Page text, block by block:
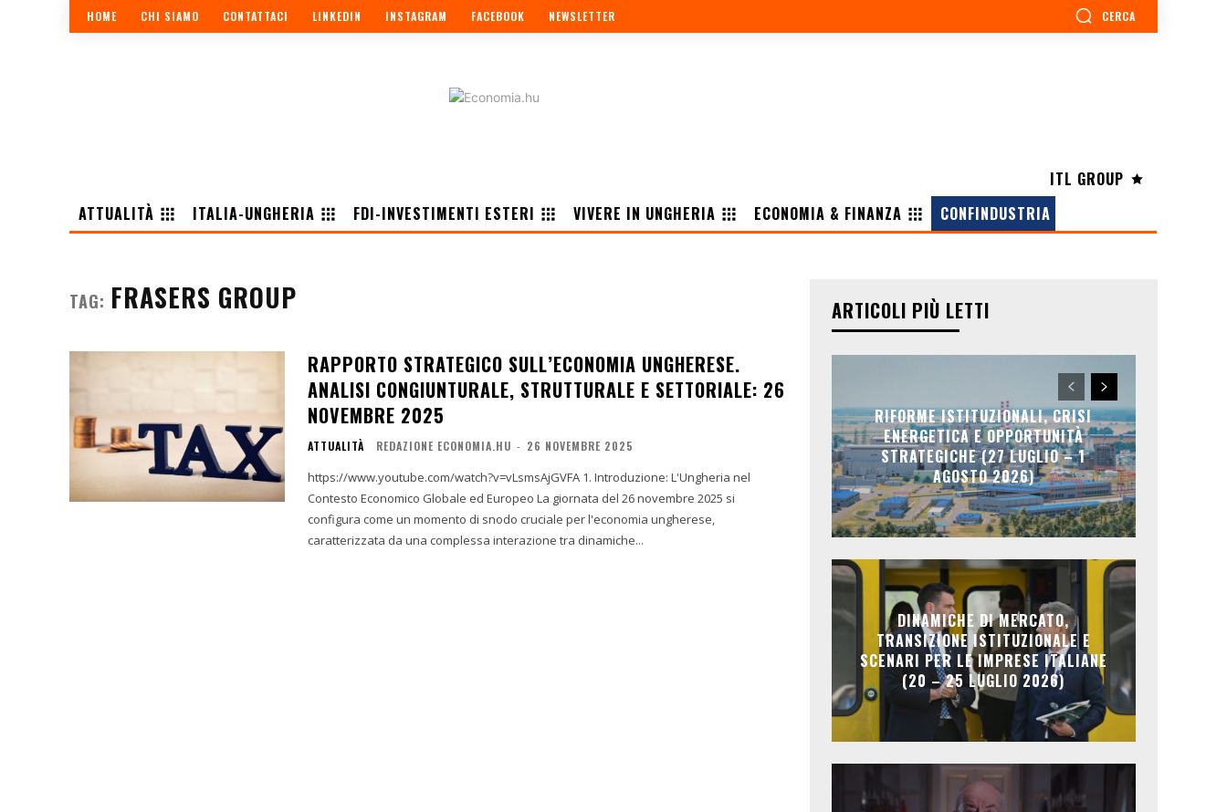
HOME CHI SIAMO CONTATTACI LINKEDIN INSTAGRAM FACEBOOK NEWSLETTER CERCA
ITL GROUP
ATTUALITÀ
ITALIA-UNGHERIA FDI-INVESTIMENTI ESTERI VIVERE IN UNGHERIA ECONOMIA & FINANZA CONFINDUSTRIA
TAG: FRASERS GROUP
RAPPORTO STRATEGICO SULL’ECONOMIA UNGHERESE.
ANALISI CONGIUNTURALE, STRUTTURALE E SETTORIALE: 26
NOVEMBRE 2025
ATTUALITÀ REDAZIONE ECONOMIA.HU - 26 NOVEMBRE 2025
https://www.youtube.com/watch?v=vLsmsAjGVFA 1. Introduzione: L'Ungheria nel
Contesto Economico Globale ed Europeo La giornata del 26 novembre 2025 si
configura come un momento di snodo cruciale per l'economia ungherese,
caratterizzata da una complessa interazione tra dinamiche...
ARTICOLI PIÙ LETTI
RIFORME ISTITUZIONALI, CRISI
ENERGETICA E OPPORTUNITÀ
STRATEGICHE (27 LUGLIO – 1
AGOSTO 2026)
DINAMICHE DI MERCATO,
TRANSIZIONE ISTITUZIONALE E
SCENARI PER LE IMPRESE ITALIANE
(20 – 25 LUGLIO 2026)